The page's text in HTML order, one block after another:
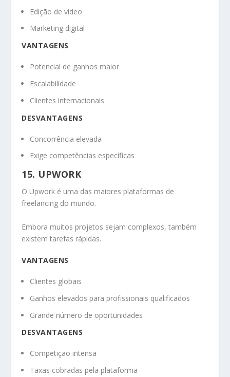
Edição de vídeo
Marketing digital
VANTAGENS
Potencial de ganhos maior
Escalabilidade
Clientes internacionais
DESVANTAGENS
Concorrência elevada
Exige competências específicas
15. UPWORK
O Upwork é uma das maiores plataformas de
freelancing do mundo.
Embora muitos projetos sejam complexos, também
existem tarefas rápidas.
VANTAGENS
Clientes globais
Ganhos elevados para profissionais qualificados
Grande número de oportunidades
DESVANTAGENS
Competição intensa
Taxas cobradas pela plataforma